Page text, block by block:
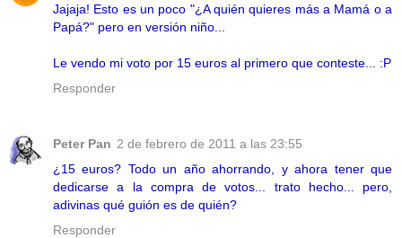
Jajaja! Esto es un poco "¿A quién quieres más a Mamá o a
Papá?" pero en versión niño...
Le vendo mi voto por 15 euros al primero que conteste... :P
Responder
Peter Pan 2 de febrero de 2011 a las 23:55
¿15 euros? Todo un año ahorrando, y ahora tener que
dedicarse a la compra de votos... trato hecho... pero,
adivinas qué guión es de quién?
Responder